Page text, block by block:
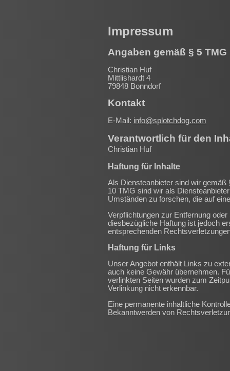
Impressum
Angaben gemäß § 5 TMG
Christian Huf
Mittlishardt 4
79848 Bonndorf
Kontakt
E-Mail: info@splotchdog.com
Verantwortlich für den
Christian Huf
Haftung für Inhalte
Als Diensteanbieter sind wir gemäß
10 TMG sind wir als
Umständen zu forschen, die auf
Verpflichtungen zur Entfernung
diesbezügliche Haftung ist jedoch
entsprechenden
Haftung für Links
Unser Angebot enthält Links zu
auch keine Gewähr übernehmen.
verlinkten Seiten wurden zum
Verlinkung nicht erkennbar.
Eine permanente inhaltliche
Bekanntwerden von